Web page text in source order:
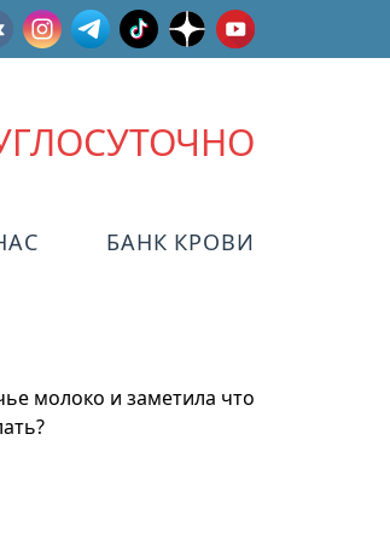
БАНК КРОВИ
молоко и заметила что